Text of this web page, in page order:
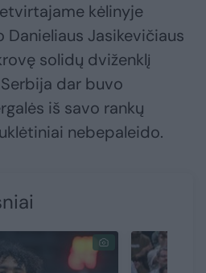
kėlinyje
Jasikevičiaus
solidų dviženklį
dar buvo
iš savo rankų
nebepaleido.